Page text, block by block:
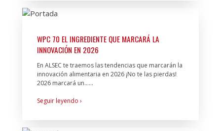
WPC 70 EL INGREDIENTE QUE MARCARÁ LA
INNOVACIÓN EN 2026
En ALSEC te traemos las tendencias que marcarán la
innovación alimentaria en 2026 ¡No te las pierdas!
2026 marcará un…...
Seguir leyendo ›